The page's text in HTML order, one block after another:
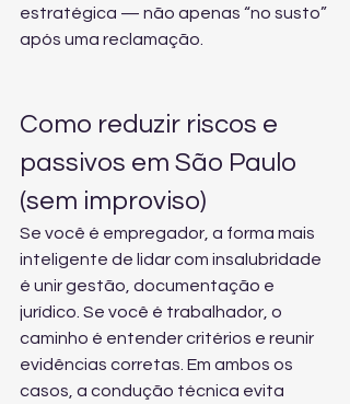
estratégica — não apenas “no susto”
após uma reclamação.
Como reduzir riscos e
passivos em São Paulo
(sem improviso)
Se você é empregador, a forma mais
inteligente de lidar com insalubridade
é unir gestão, documentação e
jurídico. Se você é trabalhador, o
caminho é entender critérios e reunir
evidências corretas. Em ambos os
casos, a condução técnica evita